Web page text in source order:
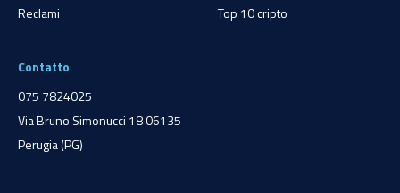
Reclami
Top 10 cripto
Contatto
075 7824025
Via Bruno Simonucci 18 06135
Perugia (PG)